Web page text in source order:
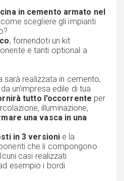
in cemento armato nel
scegliere gli impianti
, fornendoti un kit
e tanti optional a
sarà realizzata in cemento,
un'impresa edile di tua
tutto l'occorrente per
illuminazione,
una vasca in una
in 3 versioni e la
che li compongono
casi realizzati
esempio i bordi